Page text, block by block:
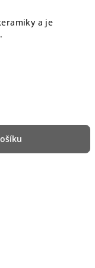
a je